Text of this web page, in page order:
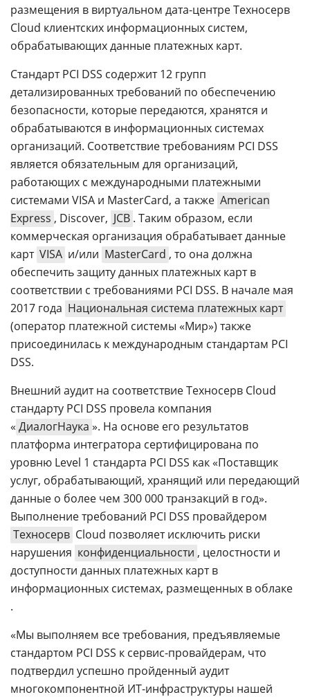
размещения в виртуальном дата-центре Техносерв
Cloud клиентских информационных систем,
обрабатывающих данные платежных карт.
Стандарт PCI DSS содержит 12 групп
детализированных требований по обеспечению
безопасности, которые передаются, хранятся и
обрабатываются в информационных системах
организаций. Соответствие требованиям PCI DSS
является обязательным для организаций,
работающих с международными платежными
системами VISA и MasterCard, а также American
Express , Discover, JCB . Таким образом, если
коммерческая организация обрабатывает данные
карт VISA и/или MasterCard , то она должна
обеспечить защиту данных платежных карт в
соответствии с требованиями PCI DSS. В начале мая
2017 года Национальная система платежных карт
(оператор платежной системы «Мир») также
присоединилась к международным стандартам PCI
DSS.
Внешний аудит на соответствие Техносерв Cloud
стандарту PCI DSS провела компания
« ДиалогНаука ». На основе его результатов
платформа интегратора сертифицирована по
уровню Level 1 стандарта PCI DSS как «Поставщик
услуг, обрабатывающий, хранящий или передающий
данные о более чем 300 000 транзакций в год».
Выполнение требований PCI DSS провайдером
Техносерв Cloud позволяет исключить риски
нарушения конфиденциальности , целостности и
доступности данных платежных карт в
информационных системах, размещенных в облаке
.
«Мы выполняем все требования, предъявляемые
стандартом PCI DSS к сервис-провайдерам, что
подтвердил успешно пройденный аудит
многокомпонентной ИТ-инфраструктуры нашей